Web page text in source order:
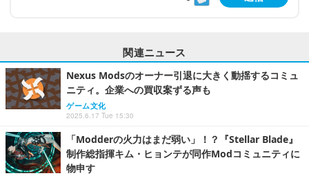
関連ニュース
Nexus Modsのオーナー引退に大きく動揺するコミュ
ニティ。企業への買収案ずる声も
ゲーム文化
2025.6.17 Tue 15:30
「Modderの火力はまだ弱い」！？『Stellar Blade』
制作総指揮キム・ヒョンテが同作Modコミュニティに
物申す